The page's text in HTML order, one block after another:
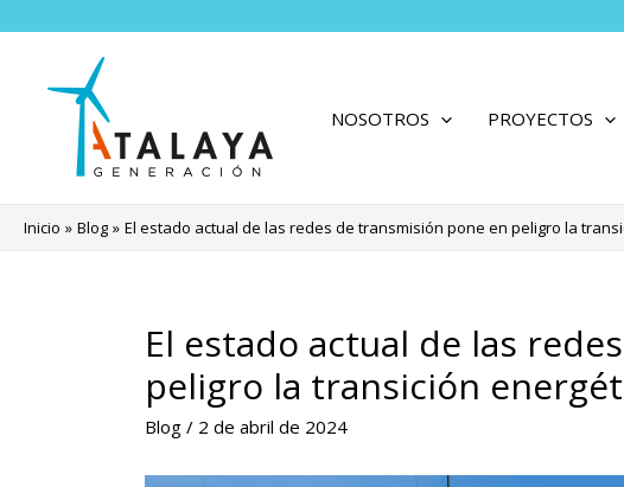
NOSOTROS PROYECTOS
Inicio Blog El estado actual de las redes de transmisión pone en peligro la
El estado actual de las
peligro la transición
Blog / 2 de abril de 2024